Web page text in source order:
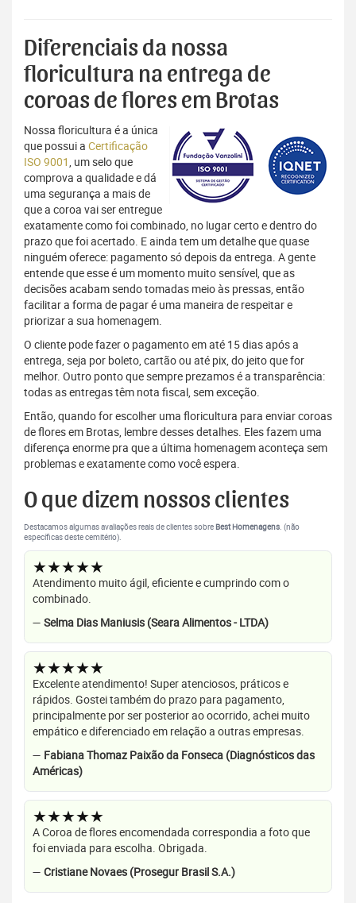
Diferenciais da nossa
floricultura na entrega de
coroas de flores em Brotas
Nossa floricultura é a única
que possui a Certificação
ISO 9001, um selo que
comprova a qualidade e dá
uma segurança a mais de
que a coroa vai ser entregue
exatamente como foi combinado, no lugar certo e dentro do
prazo que foi acertado. E ainda tem um detalhe que quase
ninguém oferece: pagamento só depois da entrega. A gente
entende que esse é um momento muito sensível, que as
decisões acabam sendo tomadas meio às pressas, então
facilitar a forma de pagar é uma maneira de respeitar e
priorizar a sua homenagem.
O cliente pode fazer o pagamento em até 15 dias após a
entrega, seja por boleto, cartão ou até pix, do jeito que for
melhor. Outro ponto que sempre prezamos é a transparência:
todas as entregas têm nota fiscal, sem exceção.
Então, quando for escolher uma floricultura para enviar coroas
de flores em Brotas, lembre desses detalhes. Eles fazem uma
diferença enorme pra que a última homenagem aconteça sem
problemas e exatamente como você espera.
O que dizem nossos clientes
Destacamos algumas avaliações reais de clientes sobre Best Homenagens. (não
específicas deste cemitério).
★★★★★
Atendimento muito ágil, eficiente e cumprindo com o
combinado.
— Selma Dias Maniusis (Seara Alimentos - LTDA)
★★★★★
Excelente atendimento! Super atenciosos, práticos e
rápidos. Gostei também do prazo para pagamento,
principalmente por ser posterior ao ocorrido, achei muito
empático e diferenciado em relação a outras empresas.
— Fabiana Thomaz Paixão da Fonseca (Diagnósticos das
Américas)
★★★★★
A Coroa de flores encomendada correspondia a foto que
foi enviada para escolha. Obrigada.
— Cristiane Novaes (Prosegur Brasil S.A.)